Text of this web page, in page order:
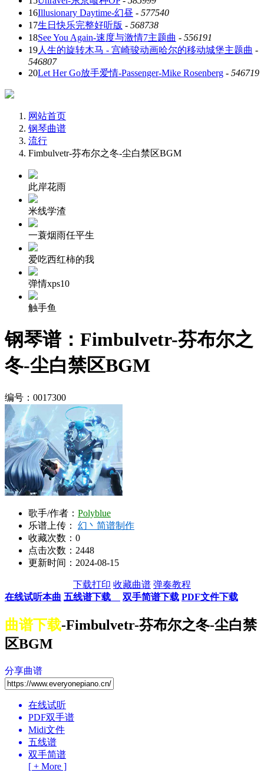
16Illusionary Daytime-幻昼 - 577540
17生日快乐完整好听版 - 568738
18See You Again-速度与激情7主题曲 - 556191
19人生的旋转木马 - 宫崎骏动画哈尔的移动城堡主题曲 -
546807
20Let Her Go放手爱情-Passenger-Mike Rosenberg - 546719
网站首页
钢琴曲谱
流行
Fimbulvetr-芬布尔之冬-尘白禁区BGM
此岸花雨
米线学渣
一蓑烟雨任平生
爱吃西红柿的我
弹情xps10
触手鱼
钢琴谱：Fimbulvetr-芬布尔之
冬-尘白禁区BGM
编号：0017300
歌手/作者： Polyblue
乐谱上传： 幻丶简谱制作
收藏次数： 0
点击次数：2448
更新时间：2024-08-15
下载打印 收藏曲谱 弹奏教程
在线试听本曲 五线谱下载 双手简谱下载 PDF文件下载
曲谱下载-Fimbulvetr-芬布尔之冬-尘白禁
区BGM
分享曲谱
在线试听
PDF双手谱
Midi文件
五线谱
双手简谱
[ + More ]